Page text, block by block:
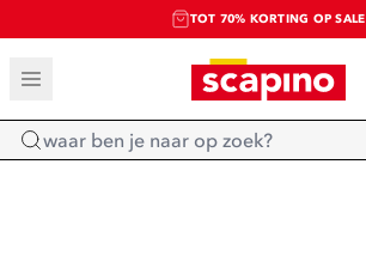
TOT 70% KORTING OP SALE
SALE: LAATSTE KANS!
SHOP NIEUW
Home